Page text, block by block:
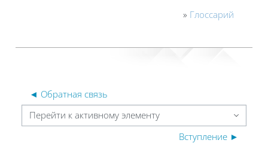
» Глоссарий
◄ Обратная связь
Перейти к активному элементу
Вступление ►